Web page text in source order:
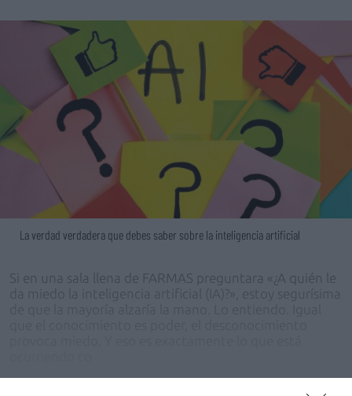
La verdad verdadera que debes saber sobre la inteligencia artificial
Si en una sala llena de FARMAS preguntara «¿A quién le
da miedo la inteligencia artificial (IA)?», estoy segurísima